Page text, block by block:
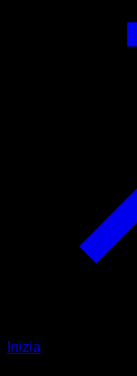
Inizia